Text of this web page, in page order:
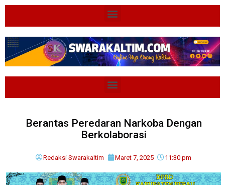
Berantas Peredaran Narkoba Dengan
Berkolaborasi
Redaksi Swarakaltim Maret 7, 2025 11:30 pm